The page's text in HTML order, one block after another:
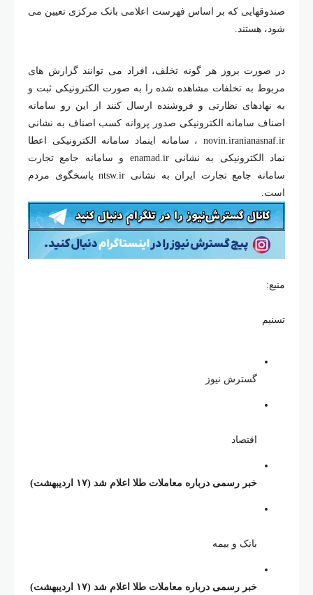
صندوقهایی که بر اساس فهرست اعلامی بانک مرکزی تعیین می
شود، هستند.
در صورت بروز هر گونه تخلف، افراد می توانند گزارش های
مربوط به تخلفات مشاهده شده را به صورت الکترونیکی ثبت و
به نهادهای نظارتی و فروشنده ارسال کنند از این رو سامانه
اصناف سامانه الکترونیکی صدور پروانه کسب اصناف به نشانی
novin.iranianasnaf.ir ، سامانه اینماد سامانه الکترونیکی اعطا
نماد الکترونیکی به نشانی enamad.ir و سامانه جامع تجارت
سامانه جامع تجارت ایران به نشانی ntsw.ir پاسخگوی مردم
است.
منبع:
تسنیم
گسترش نیوز
اقتصاد
خبر رسمی درباره معاملات طلا اعلام شد (۱۷ اردیبهشت)
بانک و بیمه
خبر رسمی درباره معاملات طلا اعلام شد (۱۷ اردیبهشت)